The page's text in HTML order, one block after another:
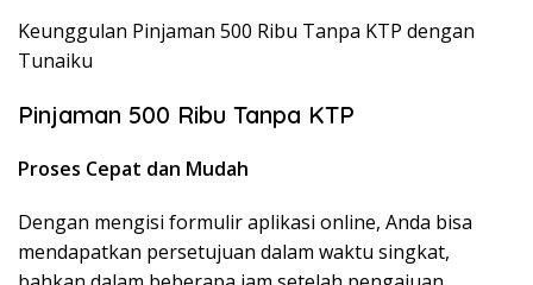
Keunggulan Pinjaman 500 Ribu Tanpa KTP dengan
Tunaiku
Pinjaman 500 Ribu Tanpa KTP
Proses Cepat dan Mudah
Dengan mengisi formulir aplikasi online, Anda bisa
mendapatkan persetujuan dalam waktu singkat,